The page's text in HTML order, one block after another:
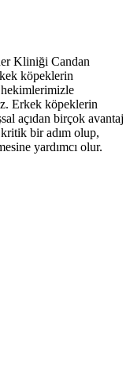
Kliniği Candan
köpeklerin
hekimlerimizle
Erkek köpeklerin
açıdan birçok avantaj
bir adım olup,
yardımcı olur.